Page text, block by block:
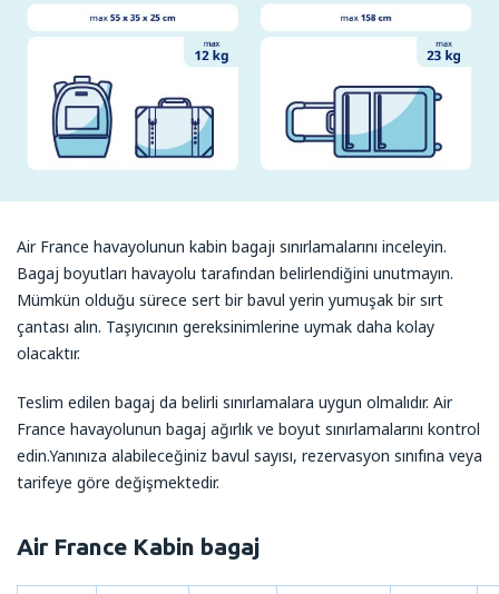
Аir France havayolunun kabin bagajı sınırlamalarını inceleyin.
Bagaj boyutları havayolu tarafından belirlendiğini unutmayın.
Mümkün olduğu sürece sert bir bavul yerin yumuşak bir sırt
çantası alın. Taşıyıcının gereksinimlerine uymak daha kolay
olacaktır.
Teslim edilen bagaj da belirli sınırlamalara uygun olmalıdır. Air
France havayolunun bagaj ağırlık ve boyut sınırlamalarını kontrol
edin.Yanınıza alabileceğiniz bavul sayısı, rezervasyon sınıfına veya
tarifeye göre değişmektedir.
Air France Kabin bagaj